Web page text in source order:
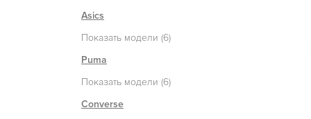
Asics
Показать модели (6)
Puma
Показать модели (6)
Converse